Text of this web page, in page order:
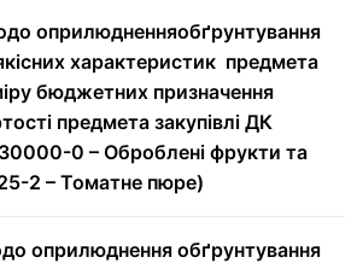
оприлюдненняобґрунтування
характеристик предмета
бюджетних призначення
предмета закупівлі ДК
0 – Оброблені фрукти та
2 – Томатне пюре)
оприлюднення обґрунтування